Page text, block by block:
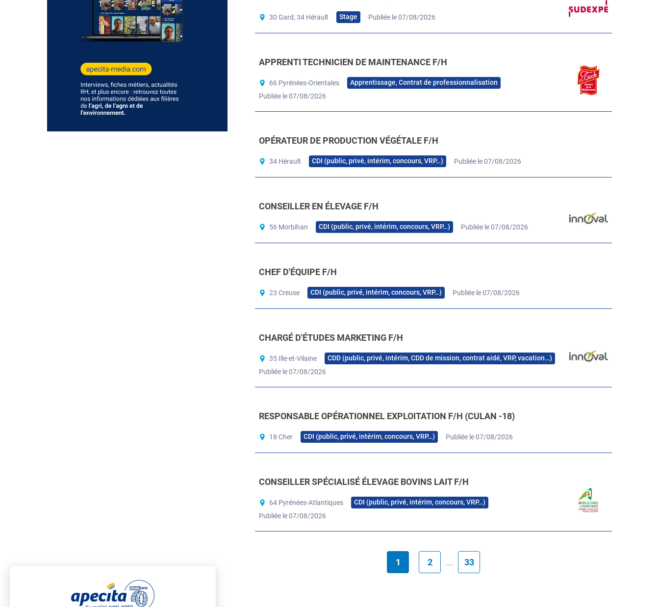
30 Gard, 34 Hérault Stage Publiée le 07/08/2026
APPRENTI TECHNICIEN DE MAINTENANCE F/H
66 Pyrénées-Orientales
Apprentissage, Contrat de professionnalisation
Publiée le 07/08/2026
OPÉRATEUR DE PRODUCTION VÉGÉTALE F/H
34 Hérault CDI (public, privé, intérim, concours, VRP…) Publiée le 07/08/2026
CONSEILLER EN ÉLEVAGE F/H
56 Morbihan CDI (public, privé, intérim, concours, VRP…) Publiée le 07/08/2026
CHEF D'ÉQUIPE F/H
23 Creuse CDI (public, privé, intérim, concours, VRP…) Publiée le 07/08/2026
CHARGÉ D'ÉTUDES MARKETING F/H
35 Ille-et-Vilaine
CDD (public, privé, intérim, CDD de mission, contrat aidé, VRP, vacation…)
Publiée le 07/08/2026
RESPONSABLE OPÉRATIONNEL EXPLOITATION F/H (CULAN -18)
18 Cher CDI (public, privé, intérim, concours, VRP…) Publiée le 07/08/2026
CONSEILLER SPÉCIALISÉ ÉLEVAGE BOVINS LAIT F/H
64 Pyrénées-Atlantiques
CDI (public, privé, intérim, concours, VRP…)
Publiée le 07/08/2026
1 2 ... 33